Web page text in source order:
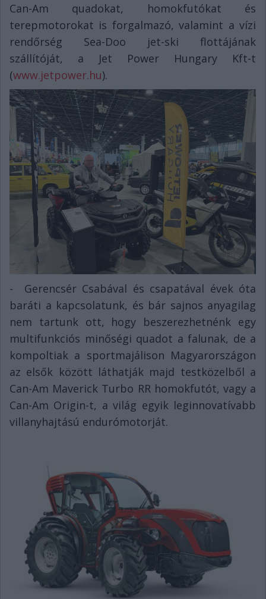
Can-Am quadokat, homokfutókat és
terepmotorokat is forgalmazó, valamint a vízi
rendőrség Sea-Doo jet-ski flottájának
szállítóját, a Jet Power Hungary Kft-t
(www.jetpower.hu).
- Gerencsér Csabával és csapatával évek óta
baráti a kapcsolatunk, és bár sajnos anyagilag
nem tartunk ott, hogy beszerezhetnénk egy
multifunkciós minőségi quadot a falunak, de a
kompoltiak a sportmajálison Magyarországon
az elsők között láthatják majd testközelből a
Can-Am Maverick Turbo RR homokfutót, vagy a
Can-Am Origin-t, a világ egyik leginnovatívabb
villanyhajtású endurómotorját.